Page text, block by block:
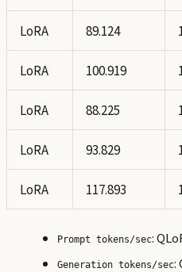
LoRA 89.124
LoRA 100.919
LoRA 88.225
LoRA 93.829
LoRA 117.893
Prompt tokens/sec:
Generation tokens/sec: